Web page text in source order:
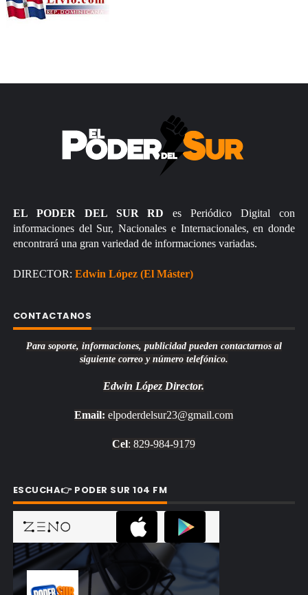
EL PODER DEL SUR RD es Periódico Digital con
informaciones del Sur, Nacionales e Internacionales, en donde
encontrará una gran variedad de informaciones variadas.
DIRECTOR: Edwin López (El Máster)
CONTACTANOS
Para soporte, informaciones, publicidad pueden contactarnos al
siguiente correo y número telefónico.
Edwin López Director.
Email: elpoderdelsur23@gmail.com
Cel: 829-984-9179
ESCUCHA👉 PODER SUR 104 FM